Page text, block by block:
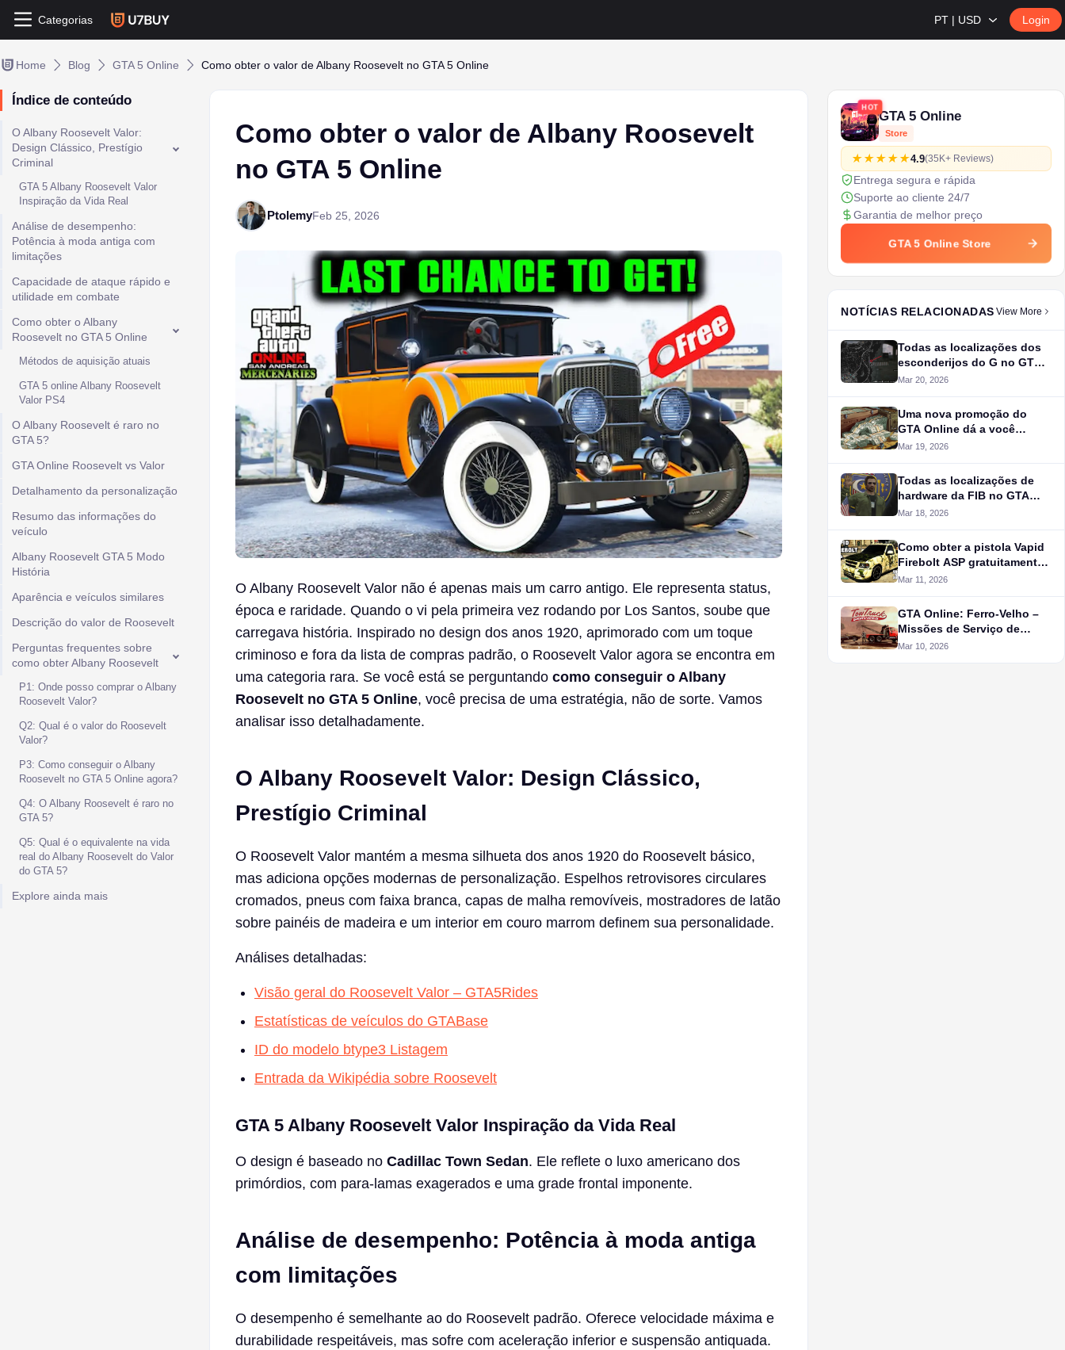
Categorias PT | USD Login
Home Blog GTA 5 Online Como obter o valor de Albany Roosevelt no GTA 5 Online
Índice de conteúdo
O Albany Roosevelt Valor:
Design Clássico, Prestígio
Criminal
GTA 5 Albany Roosevelt Valor
Inspiração da Vida Real
Análise de desempenho:
Potência à moda antiga com
limitações
Capacidade de ataque rápido e
utilidade em combate
Como obter o Albany
Roosevelt no GTA 5 Online
Métodos de aquisição atuais
GTA 5 online Albany Roosevelt
Valor PS4
O Albany Roosevelt é raro no
GTA 5?
GTA Online Roosevelt vs Valor
Detalhamento da personalização
Resumo das informações do
veículo
Albany Roosevelt GTA 5 Modo
História
Aparência e veículos similares
Descrição do valor de Roosevelt
Perguntas frequentes sobre
como obter Albany Roosevelt
P1: Onde posso comprar o Albany
Roosevelt Valor?
Q2: Qual é o valor do Roosevelt
Valor?
P3: Como conseguir o Albany
Roosevelt no GTA 5 Online agora?
Q4: O Albany Roosevelt é raro no
GTA 5?
Q5: Qual é o equivalente na vida
real do Albany Roosevelt do Valor
do GTA 5?
Explore ainda mais
Como obter o valor de Albany Roosevelt
no GTA 5 Online
PtolemyFeb 25, 2026
O Albany Roosevelt Valor não é apenas mais um carro antigo. Ele representa status,
época e raridade. Quando o vi pela primeira vez rodando por Los Santos, soube que
carregava história. Inspirado no design dos anos 1920, aprimorado com um toque
criminoso e fora da lista de compras padrão, o Roosevelt Valor agora se encontra em
uma categoria rara. Se você está se perguntando como conseguir o Albany
Roosevelt no GTA 5 Online, você precisa de uma estratégia, não de sorte. Vamos
analisar isso detalhadamente.
O Albany Roosevelt Valor: Design Clássico,
Prestígio Criminal
O Roosevelt Valor mantém a mesma silhueta dos anos 1920 do Roosevelt básico,
mas adiciona opções modernas de personalização. Espelhos retrovisores circulares
cromados, pneus com faixa branca, capas de malha removíveis, mostradores de latão
sobre painéis de madeira e um interior em couro marrom definem sua personalidade.
Análises detalhadas:
Visão geral do Roosevelt Valor – GTA5Rides
Estatísticas de veículos do GTABase
ID do modelo btype3 Listagem
Entrada da Wikipédia sobre Roosevelt
GTA 5 Albany Roosevelt Valor Inspiração da Vida Real
O design é baseado no Cadillac Town Sedan. Ele reflete o luxo americano dos
primórdios, com para-lamas exagerados e uma grade frontal imponente.
Análise de desempenho: Potência à moda antiga
com limitações
O desempenho é semelhante ao do Roosevelt padrão. Oferece velocidade máxima e
durabilidade respeitáveis, mas sofre com aceleração inferior e suspensão antiquada.
HOT
GTA 5 Online
Store
4.9(35K+ Reviews)
Entrega segura e rápida
Suporte ao cliente 24/7
Garantia de melhor preço
GTA 5 Online Store
NOTÍCIAS RELACIONADAS View More
Todas as localizações dos
esconderijos do G no GTA
Online
Mar 20, 2026
Uma nova promoção do
GTA Online dá a você
$500.000 no jogo de graça
Mar 19, 2026
Todas as localizações de
hardware da FIB no GTA
Online
Mar 18, 2026
Como obter a pistola Vapid
Firebolt ASP gratuitamente
no GTA Online
Mar 11, 2026
GTA Online: Ferro-Velho –
Missões de Serviço de
Guincho
Mar 10, 2026